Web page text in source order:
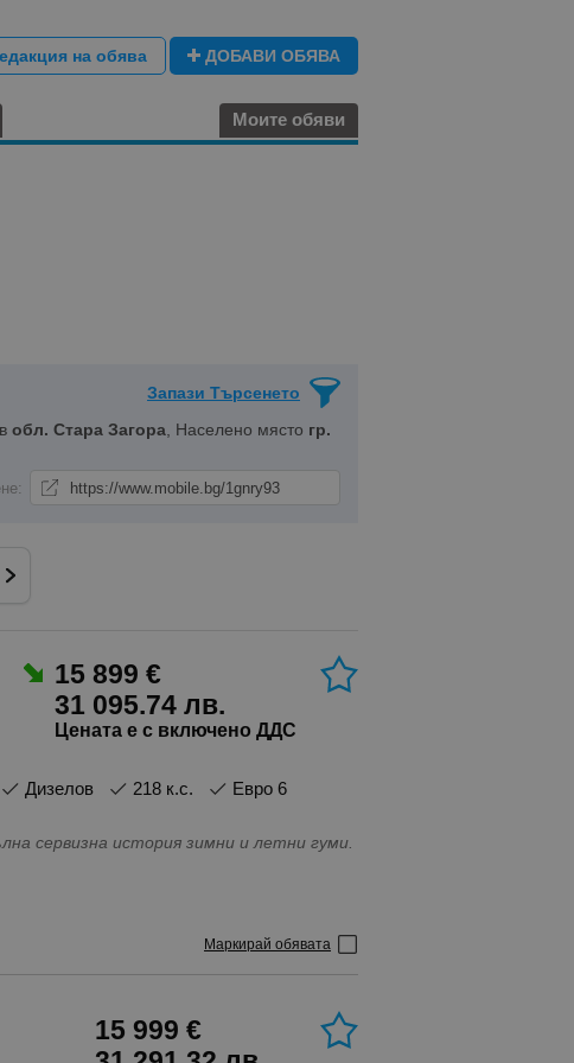
на обява ДОБАВИ ОБЯВА
Моите обяви
Запази Търсенето
обл. Стара Загора, Населено място гр.
15 899 €
31 095.74 лв.
Цената е с включено ДДС
Дизелов 218 к.с.
Евро 6
мито и ддс. Matrix. Пълна сервизна история зимни и летни гуми.
Маркирай обявата
15 999 €